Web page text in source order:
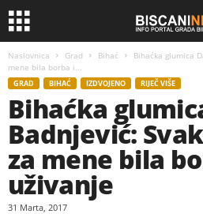
Naslovnica Grad Bihać
Bihaćka glumica
mene bila borba i...
GRAD BIHAĆ IZDVOJENO RIJEČ VIŠE
Bihaćka
Badnjević:
za mene bila
uživanje
31 Marta, 2017